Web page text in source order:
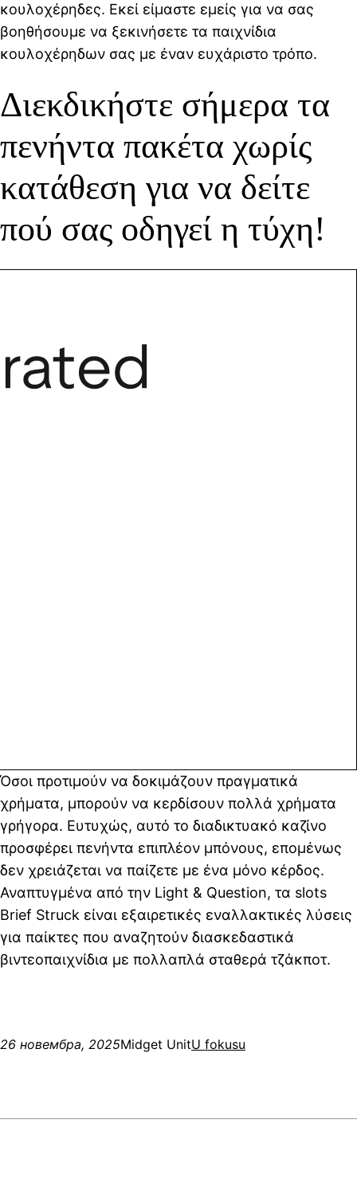
κουλοχέρηδες. Εκεί είμαστε εμείς για να σας
βοηθήσουμε να ξεκινήσετε τα παιχνίδια
κουλοχέρηδων σας με έναν ευχάριστο τρόπο.
Διεκδικήστε σήμερα τα
πενήντα πακέτα χωρίς
κατάθεση για να δείτε
πού σας οδηγεί η τύχη!
Όσοι προτιμούν να δοκιμάζουν πραγματικά
χρήματα, μπορούν να κερδίσουν πολλά χρήματα
γρήγορα. Ευτυχώς, αυτό το διαδικτυακό καζίνο
προσφέρει πενήντα επιπλέον μπόνους, επομένως
δεν χρειάζεται να παίζετε με ένα μόνο κέρδος.
Αναπτυγμένα από την Light & Question, τα slots
Brief Struck είναι εξαιρετικές εναλλακτικές λύσεις
για παίκτες που αναζητούν διασκεδαστικά
βιντεοπαιχνίδια με πολλαπλά σταθερά τζάκποτ.
26 новембра, 2025Midget UnitU fokusu